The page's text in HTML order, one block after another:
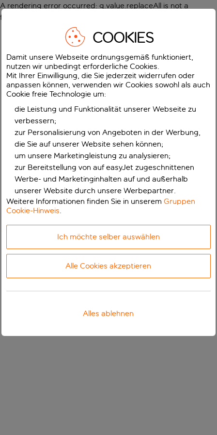
A rendering error occurred: g.value.replaceAll is not a
function
COOKIES
Damit unsere Webseite ordnungsgemäß funktioniert,
nutzen wir unbedingt erforderliche Cookies.
Mit Ihrer Einwilligung, die Sie jederzeit widerrufen oder
anpassen können, verwenden wir Cookies sowohl als auch
Cookie freie Technologie um:
die Leistung und Funktionalität unserer Webseite zu
verbessern;
zur Personalisierung von Angeboten in der Werbung,
die Sie auf unserer Website sehen können;
um unsere Marketingleistung zu analysieren;
zur Bereitstellung von auf easyJet zugeschnittenen
Werbe- und Marketinginhalten auf und außerhalb
unserer Website durch unsere Werbepartner.
Weitere Informationen finden Sie in unseremGruppen
Cookie-Hinweis.
Ich möchte selber auswählen
Alle Cookies akzeptieren
Alles ablehnen